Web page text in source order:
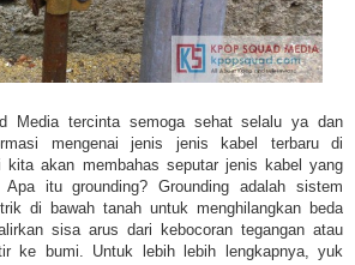
Media tercinta semoga sehat selalu ya dan
mengenai jenis jenis kabel terbaru di
kita akan membahas seputar jenis kabel yang
Apa itu grounding? Grounding adalah sistem
di bawah tanah untuk menghilangkan beda
sisa arus dari kebocoran tegangan atau
ke bumi. Untuk lebih lebih lengkapnya, yuk